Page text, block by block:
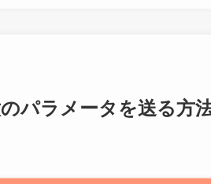
パラメータを送る方